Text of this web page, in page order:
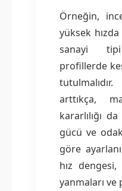
Örneğin,
yüksek
sanayi
profillerde
arttıkça,
kararlılığı
gücü ve
göre
hız
yanmaları